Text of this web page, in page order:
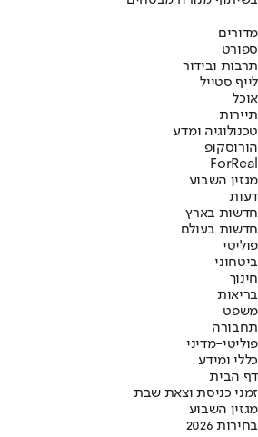
מדורים
ספורט
תרבות ובידור
לייף סטייל
אוכל
תיירות
טכנולוגיה ומדע
הורוסקופ
ForReal
מגזין השבוע
דעות
חדשות בארץ
חדשות בעולם
פוליטי
ביטחוני
חינוך
בריאות
משפט
תחבורה
פוליטי-מדיני
כללי ומידע
דף הבית
זמני כניסת וצאת שבת
מגזין השבוע
בחירות 2026